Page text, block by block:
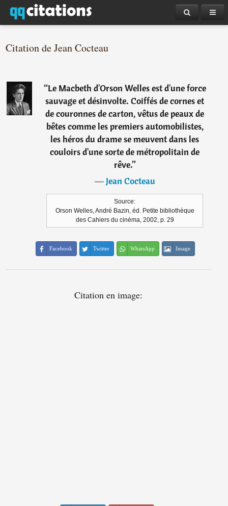
Citation de Jean Cocteau
“Le Macbeth d'Orson Welles est d'une force
sauvage et désinvolte. Coiffés de cornes et
de couronnes de carton, vêtus de peaux de
bêtes comme les premiers automobilistes,
les héros du drame se meuvent dans les
couloirs d'une sorte de métropolitain de
rêve.”
―Jean Cocteau
Source:
Orson Welles, André Bazin, éd. Petite bibliothèque
des Cahiers du cinéma, 2002, p. 29
Facebook Twitter WhatsApp Image
Citation en image: